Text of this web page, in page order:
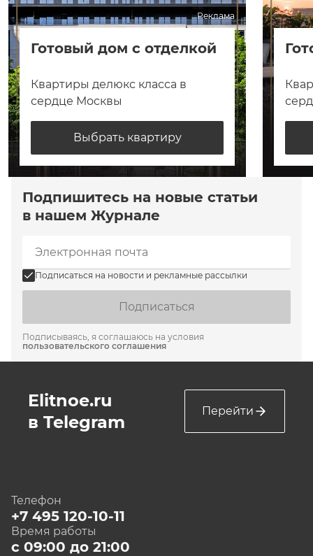
Реклама
Готовый дом с отделкой
Квартиры делюкс класса в
сердце Москвы
Выбрать квартиру
Подпишитесь на новые статьи
в нашем Журнале
Подписаться на новости и рекламные рассылки
Подписаться
Подписываясь, я соглашаюсь на условия
пользовательского соглашения
Elitnoe.ru
в Telegram
Перейти
Телефон
+7 495 120-10-11
Время работы
с 09:00 до 21:00